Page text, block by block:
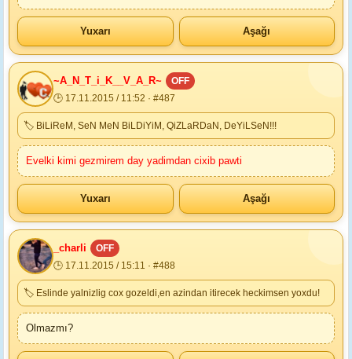
Yuxarı Aşağı
~A_N_T_i_K__V_A_R~
OFF
🕒 17.11.2015 / 11:52 · #487
🏷 BiLiReM, SeN MeN BiLDiYiM, QiZLaRDaN, DeYiLSeN!!!
Evelki kimi gezmirem day yadimdan cixib pawti
Yuxarı Aşağı
_charli
OFF
🕒 17.11.2015 / 15:11 · #488
🏷 Eslinde yalnizlig cox gozeldi,en azindan itirecek heckimsen yoxdu!
Olmazmı?